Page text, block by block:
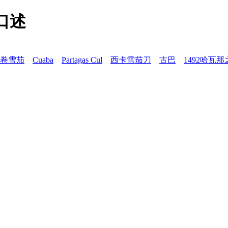
述
雪茄 Cuaba Partagas Cul 西卡雪茄刀 古巴 1492哈瓦那